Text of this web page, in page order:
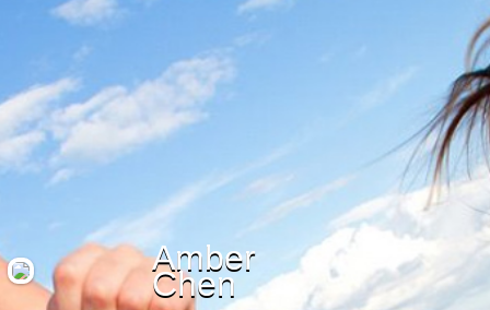
搜尋景點
好康優惠
最新留言 Amber
Chen